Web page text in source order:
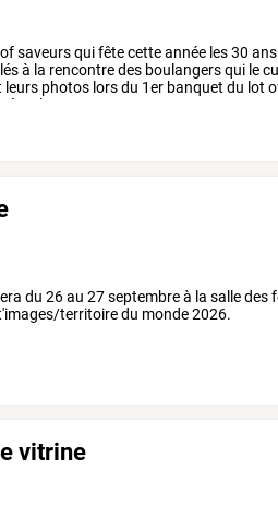
ofsaveursquifêtecetteannée les30 ans
à la rencontredes boulangersqui le
leurs photos lorsdu 1er banquet du lot
à 11h,
du 26 au 27 septembre à la salle des
territoire du monde 2026.
vitrine